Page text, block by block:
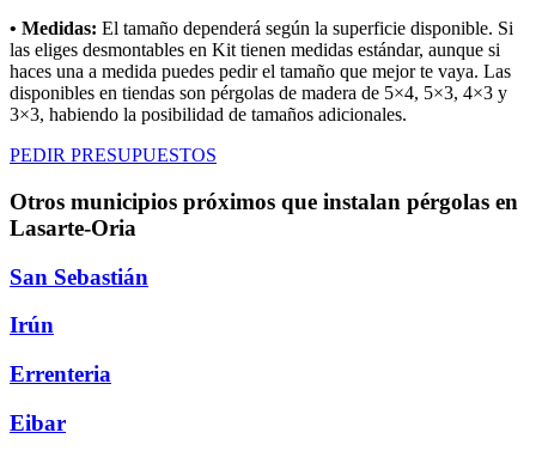
• Medidas: El tamaño dependerá según la superficie disponible. Si
las eliges desmontables en Kit tienen medidas estándar, aunque si
haces una a medida puedes pedir el tamaño que mejor te vaya. Las
disponibles en tiendas son pérgolas de madera de 5×4, 5×3, 4×3 y
3×3, habiendo la posibilidad de tamaños adicionales.
PEDIR PRESUPUESTOS
Otros municipios próximos que instalan pérgolas en
Lasarte-Oria
San Sebastián
Irún
Errenteria
Eibar